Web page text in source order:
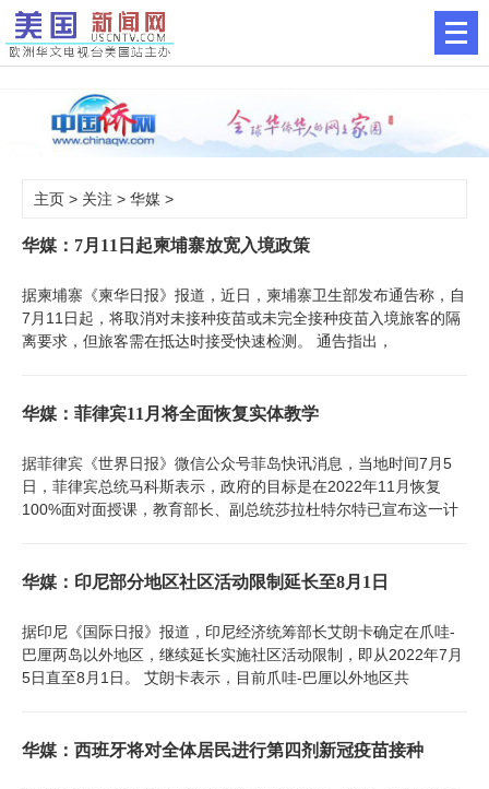
主页 > 关注 > 华媒 >
华媒：7月11日起柬埔寨放宽入境政策
据柬埔寨《柬华日报》报道，近日，柬埔寨卫生部发布通告称，自
7月11日起，将取消对未接种疫苗或未完全接种疫苗入境旅客的隔
离要求，但旅客需在抵达时接受快速检测。 通告指出，
华媒：菲律宾11月将全面恢复实体教学
据菲律宾《世界日报》微信公众号菲岛快讯消息，当地时间7月5
日，菲律宾总统马科斯表示，政府的目标是在2022年11月恢复
100%面对面授课，教育部长、副总统莎拉杜特尔特已宣布这一计
华媒：印尼部分地区社区活动限制延长至8月1日
据印尼《国际日报》报道，印尼经济统筹部长艾朗卡确定在爪哇-
巴厘两岛以外地区，继续延长实施社区活动限制，即从2022年7月
5日直至8月1日。 艾朗卡表示，目前爪哇-巴厘以外地区共
华媒：西班牙将对全体居民进行第四剂新冠疫苗接种